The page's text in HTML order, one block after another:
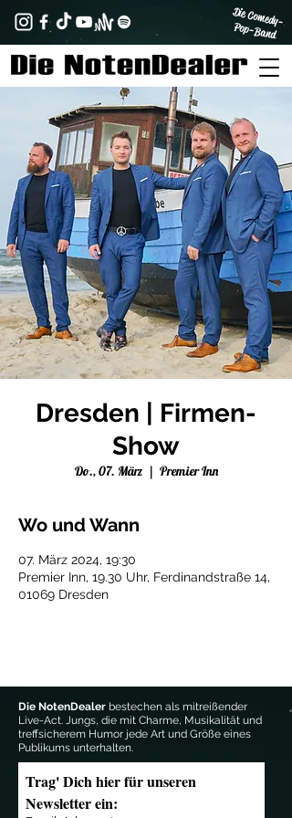
Die Comedy-
Pop-Band
Dresden | Firmen-
Show
Do., 07. März
  |
Premier Inn
Wo und Wann
07. März 2024, 19:30
Premier Inn, 19.30 Uhr, Ferdinandstraße 14,
01069 Dresden
Die NotenDealer bestechen als mitreißender
Live-Act. Jungs, die mit Charme, Musikalität und
treffsicherem Humor jede Art und Größe eines
Publikums unterhalten.
Trag' Dich hier für unseren
Newsletter ein: